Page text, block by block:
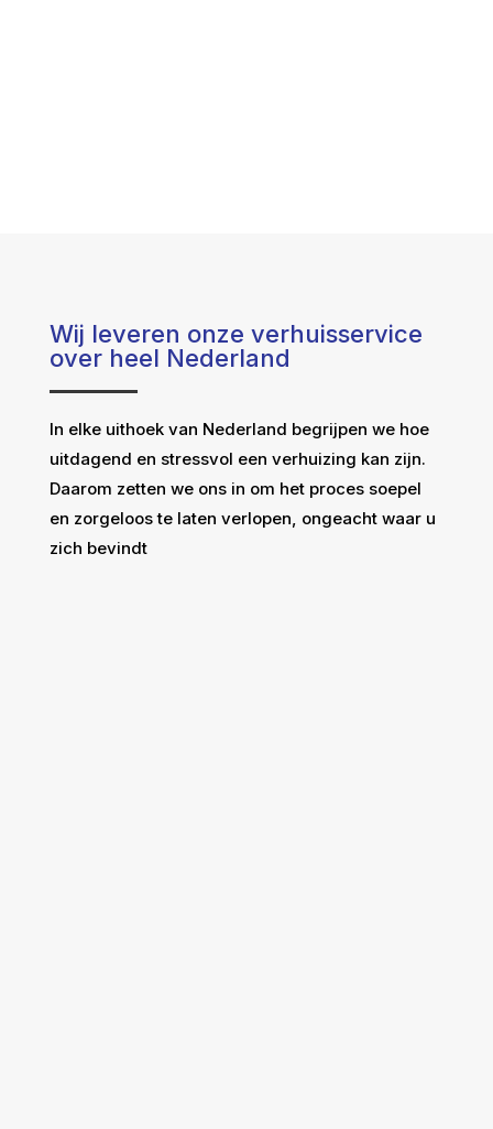
Wij leveren onze verhuisservice
over heel Nederland
In elke uithoek van Nederland begrijpen we hoe
uitdagend en stressvol een verhuizing kan zijn.
Daarom zetten we ons in om het proces soepel
en zorgeloos te laten verlopen, ongeacht waar u
zich bevindt